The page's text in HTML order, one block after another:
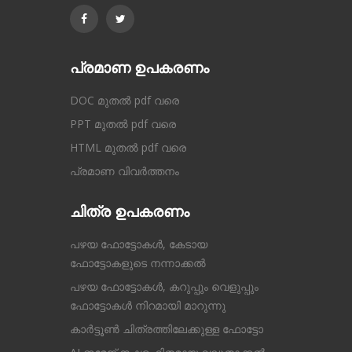
പ്രമാണ ഉപകരണം
DOC മുതൽ pdf വരെ
PPT മുതൽ pdf വരെ
HTML മുതൽ pdf വരെ
പ്രമാണ വിവർത്തനം
ചിത്ര ഉപകരണം
പഴയ ഫോട്ടോകൾ, കേടായ
ഫോട്ടോകളുടെ നന്നാക്കൽ
പഴയ ഫോട്ടോകൾ, കറുപ്പും വെളുപ്പും
ഫോട്ടോകൾ നിറമായി മാറുന്നു
കാർട്ടൂൺ ചിത്രത്തിലേക്കുള്ള ഫോട്ടോ